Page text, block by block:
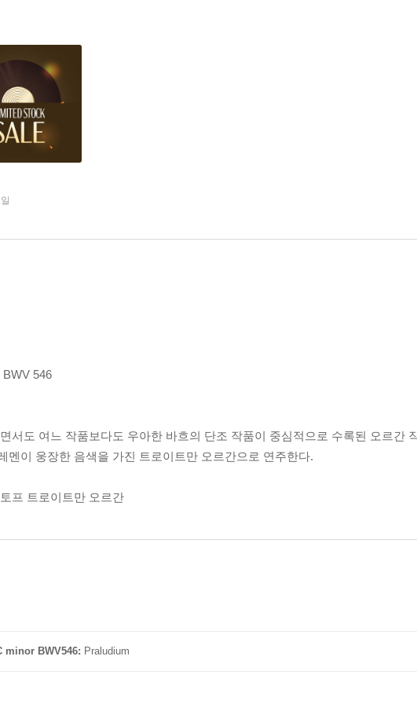
546
서도 여느 작품보다도 우아한 바흐의 단조 작품이 중심적으로 수록된 오르간
멘이 웅장한 음색을 가진 트로이트만 오르간으로 연주한다.
프 트로이트만 오르간
minor BWV546: Praludium